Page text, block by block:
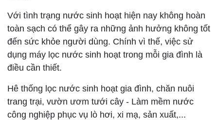
Với tình trạng nước sinh hoạt hiện nay không hoàn
toàn sạch có thể gây ra những ảnh hưởng không tốt
đến sức khỏe người dùng. Chính vì thế, việc sử
dụng máy lọc nước sinh hoạt trong mỗi gia đình là
điều cần thiết.
Hê thống lọc nước sinh hoạt gia đình, chăn nuôi
trang trại, vườn ươm tưới cây - Làm mềm nước
công nghiệp phục vụ lò hơi, xi mạ, sản xuất,...